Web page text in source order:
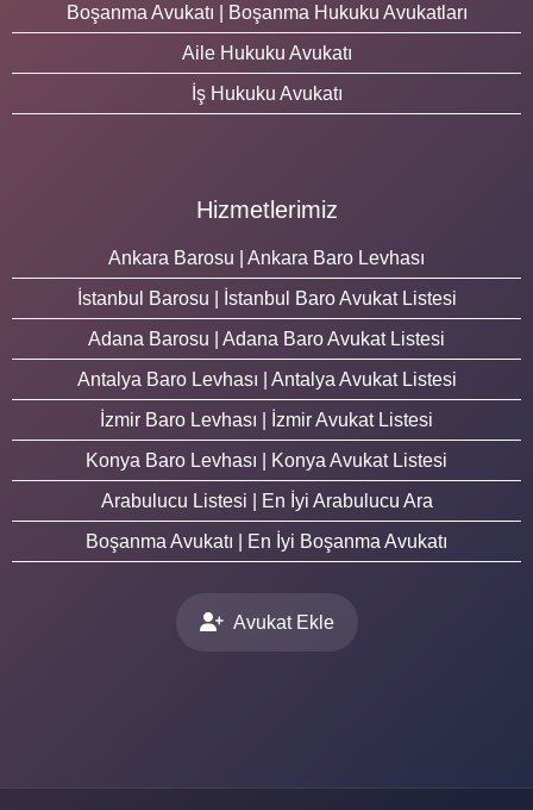
Boşanma Avukatı | Boşanma Hukuku Avukatları
Aile Hukuku Avukatı
İş Hukuku Avukatı
Hizmetlerimiz
Ankara Barosu | Ankara Baro Levhası
İstanbul Barosu | İstanbul Baro Avukat Listesi
Adana Barosu | Adana Baro Avukat Listesi
Antalya Baro Levhası | Antalya Avukat Listesi
İzmir Baro Levhası | İzmir Avukat Listesi
Konya Baro Levhası | Konya Avukat Listesi
Arabulucu Listesi | En İyi Arabulucu Ara
Boşanma Avukatı | En İyi Boşanma Avukatı
Avukat Ekle